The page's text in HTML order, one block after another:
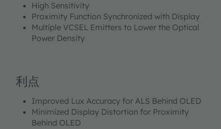
High Sensitivity
Proximity Function Synchronized with Display
Multiple VCSEL Emitters to Lower the Optical
Power Density
利点
Improved Lux Accuracy for ALS Behind OLED
Minimized Display Distortion for Proximity
Behind OLED